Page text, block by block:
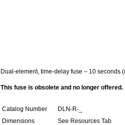
Dual-element, time-delay fuse – 10 seconds
This fuse is obsolete and no longer offered.
Catalog Number
DLN-R-_
Dimensions
See Resources Tab